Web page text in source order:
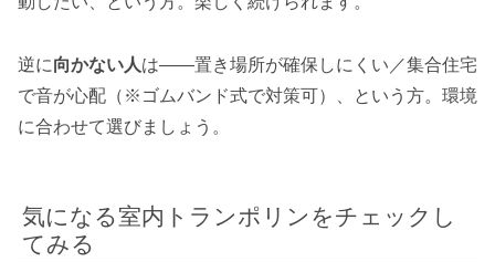
逆に向かない人は——置き場所が確保しにくい／集合住宅
で音が心配（※ゴムバンド式で対策可）、という方。環境
に合わせて選びましょう。
気になる室内トランポリンをチェックし
てみる